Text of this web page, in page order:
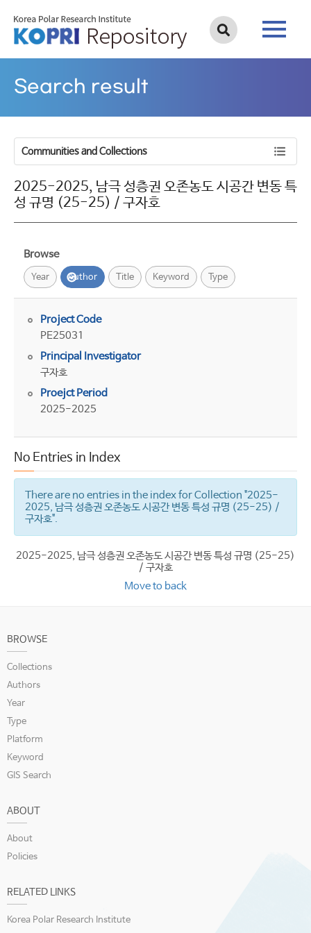
Search result
Communities and Collections
2025-2025, 남극 성층권 오존농도 시공간 변동 특
성 규명 (25-25) / 구자호
Browse
Year Author Title Keyword Type
Project Code
PE25031
Principal Investigator
구자호
Proejct Period
2025-2025
No Entries in Index
There are no entries in the index for Collection "2025-
2025, 남극 성층권 오존농도 시공간 변동 특성 규명 (25-25) /
구자호".
2025-2025, 남극 성층권 오존농도 시공간 변동 특성 규명 (25-25)
/ 구자호
Move to back
BROWSE
Collections
Authors
Year
Type
Platform
Keyword
GIS Search
ABOUT
About
Policies
RELATED LINKS
Korea Polar Research Institute